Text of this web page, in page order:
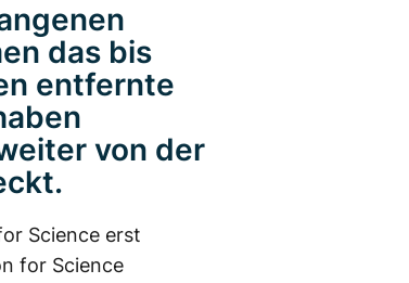
das bis
entfernte
von der
Science erst
for Science